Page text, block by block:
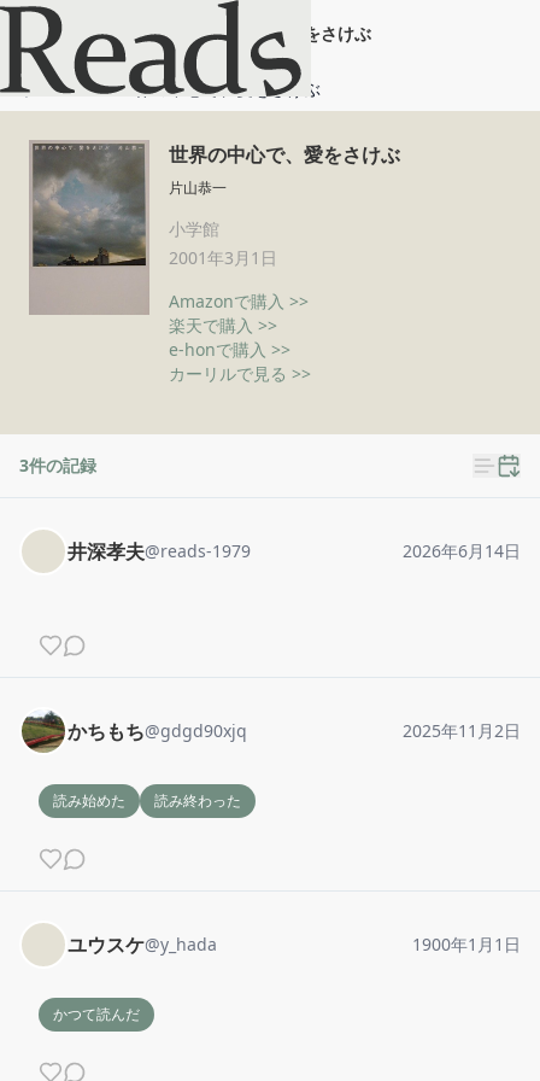
世界の中心で、愛をさけぶ
ホーム 世界の中心で、愛をさけぶ
世界の中心で、愛をさけぶ
片山恭一
小学館
2001年3月1日
Amazonで購入 >>
楽天で購入 >>
e-honで購入 >>
カーリルで見る >>
3件の記録
井深孝夫@reads-1979 2026年6月14日
かちもち@gdgd90xjq 2025年11月2日
読み始めた 読み終わった
ユウスケ@y_hada 1900年1月1日
かつて読んだ